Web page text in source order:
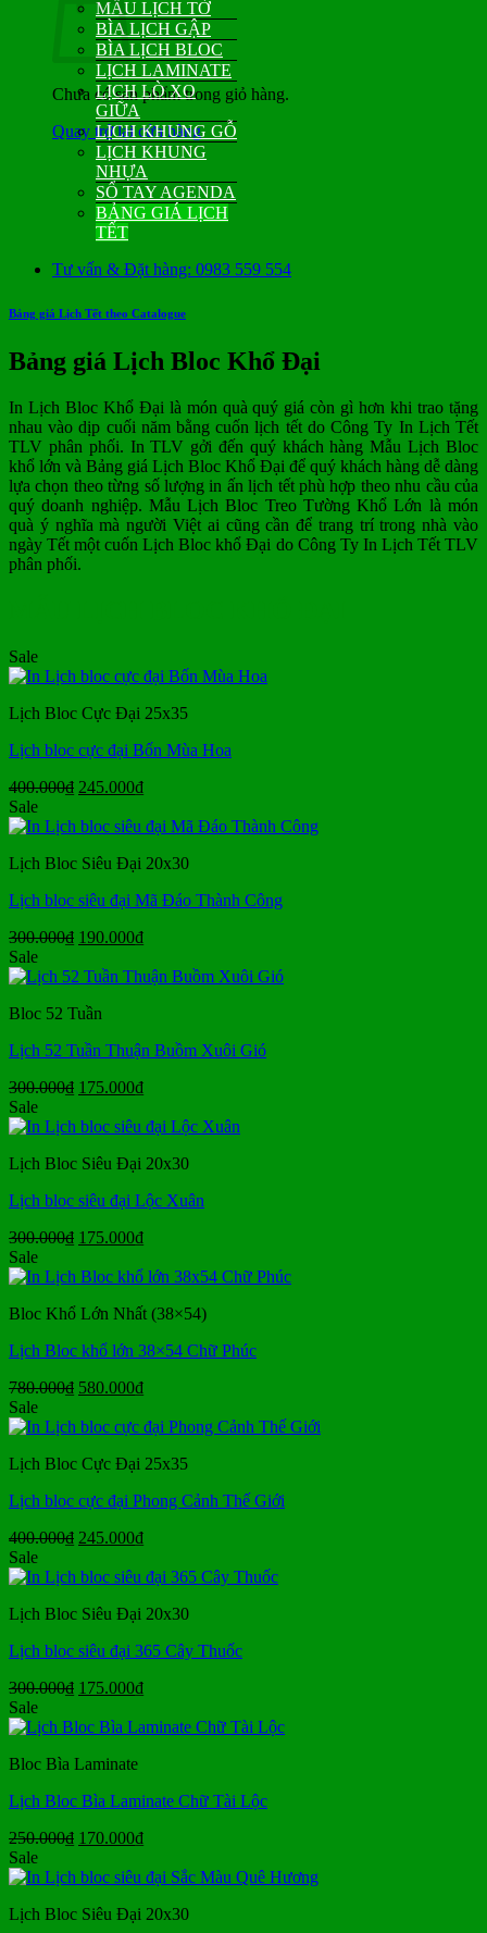
Chưa có sản phẩm trong giỏ hàng.
Quay trở lại cửa hàng
MẪU LỊCH TỜ
BÌA LỊCH GẬP
BÌA LỊCH BLOC
LỊCH LAMINATE
LỊCH LÒ XO
GIỮA
LỊCH KHUNG GỖ
LỊCH KHUNG
NHỰA
SỔ TAY AGENDA
BẢNG GIÁ LỊCH
TẾT
Tư vấn & Đặt hàng: 0983 559 554
Bảng giá Lịch Tết theo Catalogue
Bảng giá Lịch Bloc Khổ Đại
In Lịch Bloc Khổ Đại là món quà quý giá còn gì hơn khi trao tặng
nhau vào dịp cuối năm bằng cuốn lịch tết do Công Ty In Lịch Tết
TLV phân phối. In TLV gởi đến quý khách hàng Mẫu Lịch Bloc
khổ lớn và Bảng giá Lịch Bloc Khổ Đại để quý khách hàng dễ dàng
lựa chọn theo từng số lượng in ấn lịch tết phù hợp theo nhu cầu của
quý doanh nghiệp. Mẫu Lịch Bloc Treo Tường Khổ Lớn là món
quà ý nghĩa mà người Việt ai cũng cần để trang trí trong nhà vào
ngày Tết một cuốn Lịch Bloc khổ Đại do Công Ty In Lịch Tết TLV
phân phối.
Sale
Lịch Bloc Cực Đại 25x35
Lịch bloc cực đại Bốn Mùa Hoa
400.000₫ Giá
là:
245.000₫Giá
tại
245.000₫.
Sale
Lịch Bloc Siêu Đại 20x30
Lịch bloc siêu đại Mã Đáo Thành Công
300.000₫ Giá
là:
190.000₫Giá
tại
Sale
Bloc 52 Tuần
Lịch 52 Tuần Thuận Buồm Xuôi Gió
300.000₫ Giá
là:
175.000₫Giá
tại
175.000₫.
Sale
Lịch Bloc Siêu Đại 20x30
Lịch bloc siêu đại Lộc Xuân
300.000₫ Giá
là:
175.000₫Giá
tại
175.000₫.
Sale
Bloc Khổ Lớn Nhất (38×54)
Lịch Bloc khổ lớn 38×54 Chữ Phúc
780.000₫ Giá
là:
580.000₫Giá
tại
580.000₫.
Sale
Lịch Bloc Cực Đại 25x35
Lịch bloc cực đại Phong Cảnh Thế Giới
400.000₫ Giá
là:
245.000₫Giá
tại
245.000₫.
Sale
Lịch Bloc Siêu Đại 20x30
Lịch bloc siêu đại 365 Cây Thuốc
300.000₫ Giá
là:
175.000₫Giá
tại
Sale
Bloc Bìa Laminate
Lịch Bloc Bìa Laminate Chữ Tài Lộc
250.000₫ Giá
là:
170.000₫Giá
tại
170.000₫.
Sale
Lịch Bloc Siêu Đại 20x30